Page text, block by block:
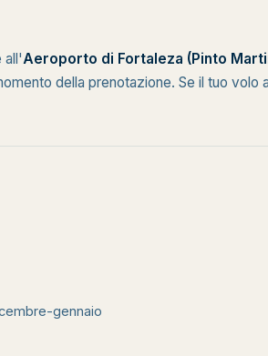
all'Aeroporto di Fortaleza (Pinto
della prenotazione. Se il tuo volo
gennaio